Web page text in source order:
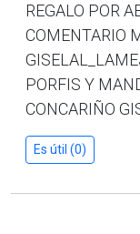
REGALO POR
COMENTARIO
PORFIS Y
CONCARIÑO
Es útil (0)